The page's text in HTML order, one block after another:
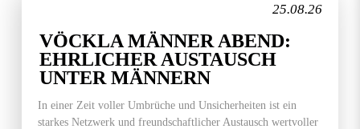
25.08.26
VÖCKLA MÄNNER ABEND:
EHRLICHER AUSTAUSCH
UNTER MÄNNERN
In einer Zeit voller Umbrüche und Unsicherheiten ist ein
starkes Netzwerk und freundschaftlicher Austausch wertvoller